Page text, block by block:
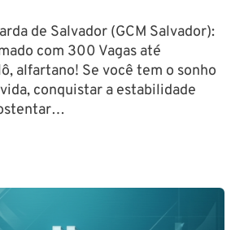
de Salvador (GCM Salvador):
com 300 Vagas até
alfartano! Se você tem o sonho
conquistar a estabilidade